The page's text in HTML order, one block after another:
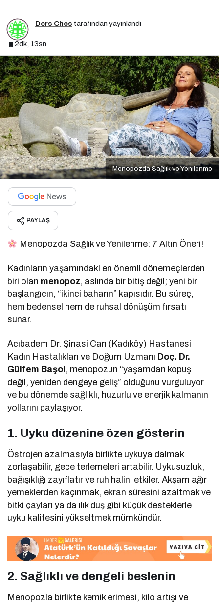
Ders Ches tarafından yayınlandı
2dk, 13sn
Menopozda Sağlık ve Yenilenme
PAYLAŞ
Menopozda Sağlık ve Yenilenme: 7 Altın Öneri!
Kadınların yaşamındaki en önemli dönemeçlerden
biri olan menopoz, aslında bir bitiş değil; yeni bir
başlangıcın, “ikinci baharın” kapısıdır. Bu süreç,
hem bedensel hem de ruhsal dönüşüm fırsatı
sunar.
Acıbadem Dr. Şinasi Can (Kadıköy) Hastanesi
Kadın Hastalıkları ve Doğum Uzmanı Doç. Dr.
Gülfem Başol, menopozun “yaşamdan kopuş
değil, yeniden dengeye geliş” olduğunu vurguluyor
ve bu dönemde sağlıklı, huzurlu ve enerjik kalmanın
yollarını paylaşıyor.
1. Uyku düzenine özen gösterin
Östrojen azalmasıyla birlikte uykuya dalmak
zorlaşabilir, gece terlemeleri artabilir. Uykusuzluk,
bağışıklığı zayıflatır ve ruh halini etkiler. Akşam ağır
yemeklerden kaçınmak, ekran süresini azaltmak ve
bitki çayları ya da ılık duş gibi küçük desteklerle
uyku kalitesini yükseltmek mümkündür.
2. Sağlıklı ve dengeli beslenin
Menopozla birlikte kemik erimesi, kilo artışı ve